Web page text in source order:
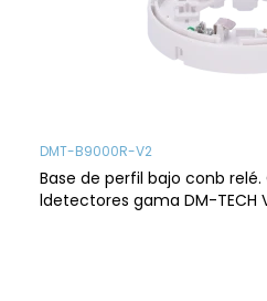
DMT-B9000R-V2
Base de perfil bajo conb
ldetectores gama DM-TECH